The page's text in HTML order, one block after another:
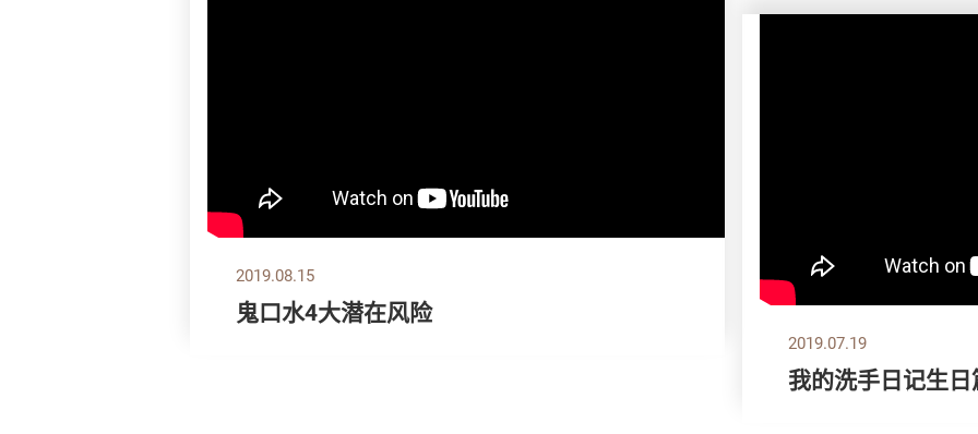
2019.08.15
鬼口水4大潜在风险
2019.07.19
我的洗手日记生日